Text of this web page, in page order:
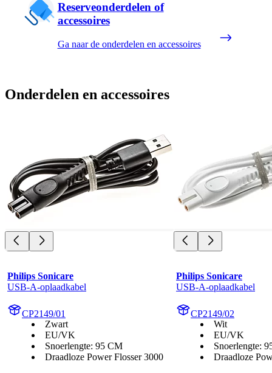
Reserveonderdelen of
accessoires
Ga naar de onderdelen en accessoires
Onderdelen en accessoires
Philips Sonicare
USB-A-oplaadkabel
CP2149/01
Zwart
EU/VK
Snoerlengte: 95 CM
Draadloze Power Flosser 3000
Philips Sonicare
USB-A-oplaadkabel
CP2149/02
Wit
EU/VK
Snoerlengte:
Draadloze